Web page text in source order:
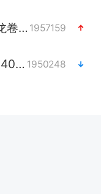
上海：台风白海豚或将带来龙卷风 1957159
中巨芯：上半年归母净利润1405.77万元 1950248